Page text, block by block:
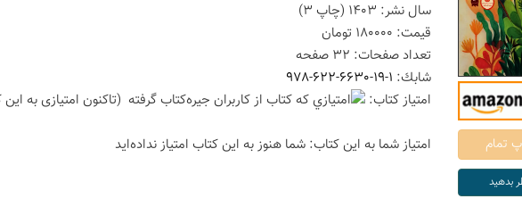
سال نشر: 1403 (چاپ 3
)
قیمت: 180000 تومان
تعداد صفحات: 32 صفحه
شابك: 978-622-6630-19-1
امتیاز كتاب:
(تاكنون امتیازی به
امتیاز شما به این كتاب: شما هنوز به این كتاب امتیاز نداده‌اید